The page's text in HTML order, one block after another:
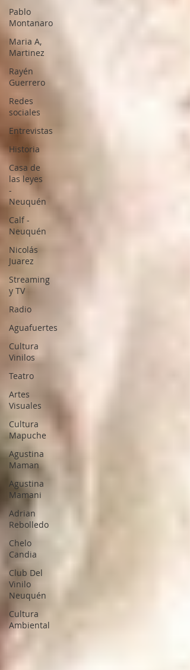
Pablo
Montanaro
Maria A,
Martinez
Rayén
Guerrero
Redes
sociales
Entrevistas
Historia
Casa de
las leyes
-
Neuquén
Calf -
Neuquén
Nicolás
Juarez
Streaming
y TV
Radio
Aguafuertes
Cultura
Vinilos
Teatro
Artes
Visuales
Cultura
Mapuche
Agustina
Maman
Agustina
Mamani
Adrian
Rebolledo
Chelo
Candia
Club Del
Vinilo
Neuquén
Cultura
Ambiental